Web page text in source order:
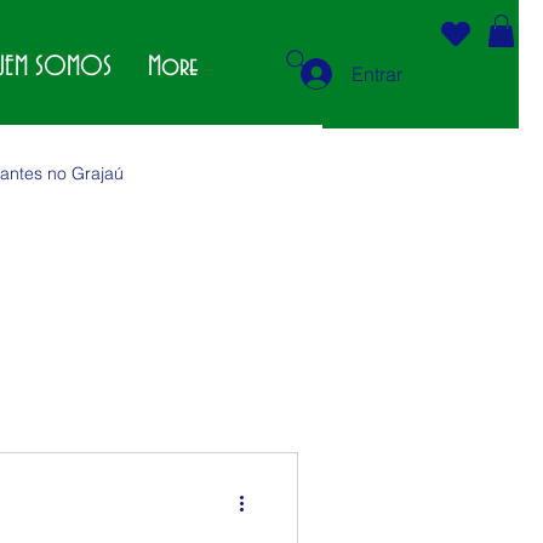
SOMOS More Entrar
no Grajaú